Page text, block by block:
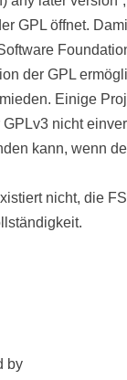
GPL öffnet.
der GPL
Einige
nicht
kann, wenn
nicht, die
by